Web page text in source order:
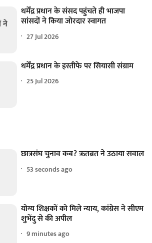
धर्मेंद्र प्रधान के संसद पहुंचते ही भाजपा
सांसदों ने किया जोरदार स्वागत
27 Jul 2026
धर्मेंद्र प्रधान के इस्तीफे पर सियासी संग्राम
25 Jul 2026
छात्रसंघ चुनाव कब? ऋतब्रत ने उठाया सवाल
54 seconds ago
योग्य शिक्षकों को मिले न्याय, कांग्रेस ने सीएम
शुभेंदु से की अपील
9 minutes ago